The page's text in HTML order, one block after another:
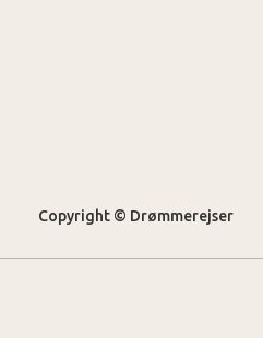
Copyright © Drømmerejser